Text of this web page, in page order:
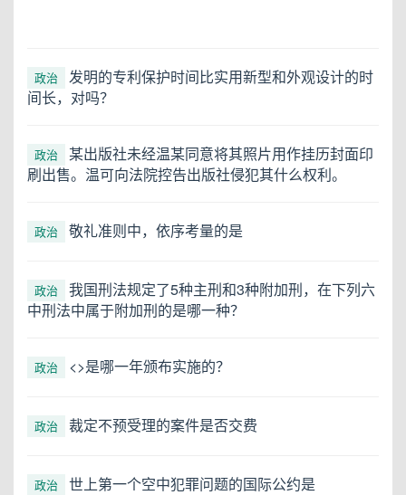
政治
发明的专利保护时间比实用新型和外观设计的时
间长，对吗？
政治
某出版社未经温某同意将其照片用作挂历封面印
刷出售。温可向法院控告出版社侵犯其什么权利。
政治 敬礼准则中，依序考量的是
政治
我国刑法规定了5种主刑和3种附加刑，在下列六
中刑法中属于附加刑的是哪一种？
政治 <>是哪一年颁布实施的？
政治 裁定不预受理的案件是否交费
政治 世上第一个空中犯罪问题的国际公约是